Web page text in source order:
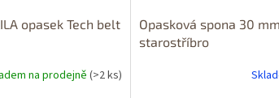
opasek Tech belt
na prodejně (>2 ks)
Opasková spona 30 mm
starostříbro